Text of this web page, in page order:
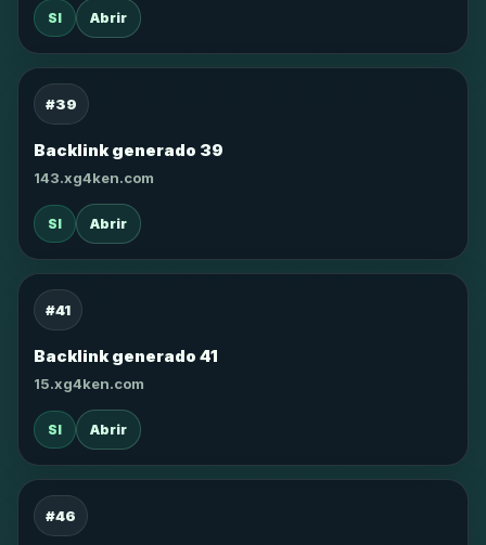
SI Abrir
#39
Backlink generado 39
143.xg4ken.com
SI Abrir
#41
Backlink generado 41
15.xg4ken.com
SI Abrir
#46